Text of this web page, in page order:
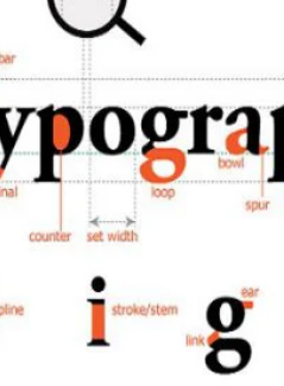
Nhi
Kids
Kế Truyện Tranh Ai
Sĩ Ai
Tập Video Với Ai
Trẻ Em
Trẻ Em
Món Ăn